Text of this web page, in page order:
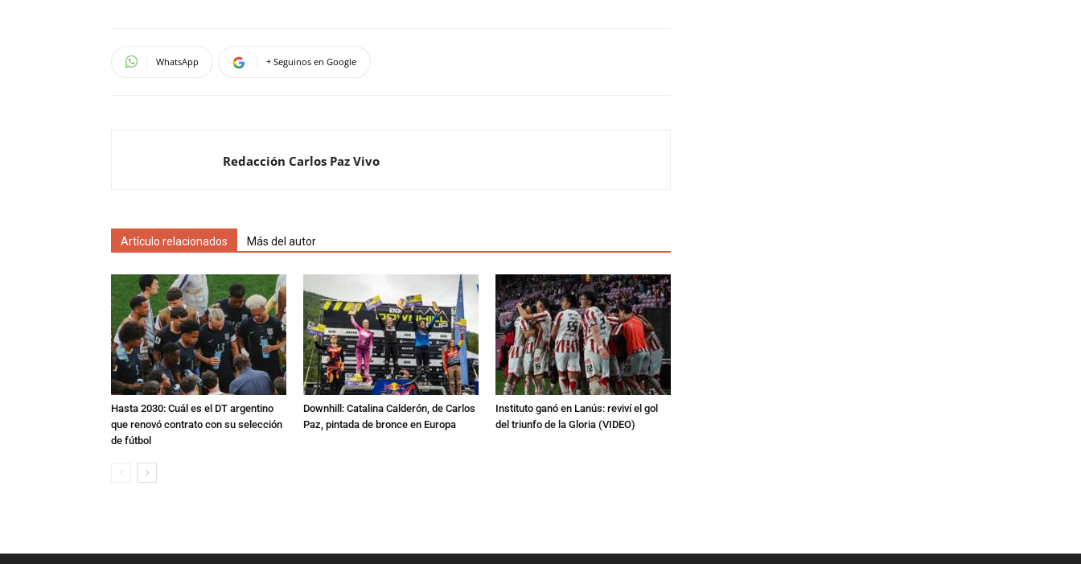
WhatsApp + Seguinos en Google
Redacción Carlos Paz Vivo
Artículo relacionados Más del autor
Hasta 2030: Cuál es el DT argentino
que renovó contrato con su selección
de fútbol
Downhill: Catalina Calderón, de Carlos
Paz, pintada de bronce en Europa
Instituto ganó en Lanús: reviví el gol
del triunfo de la Gloria (VIDEO)